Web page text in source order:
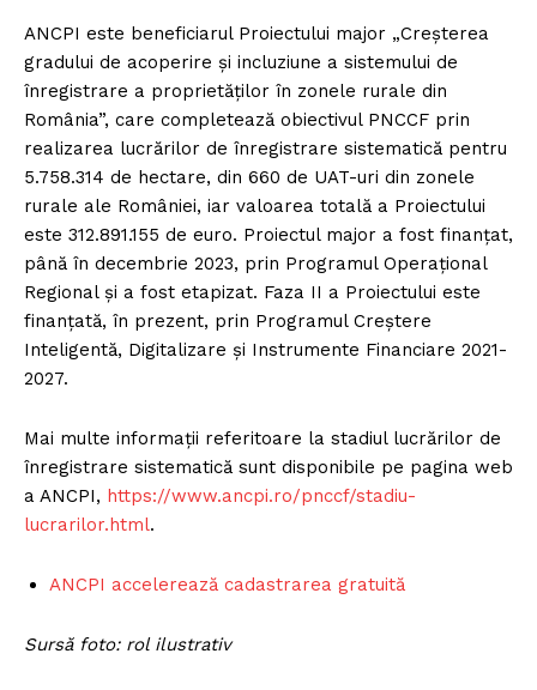
ANCPI este beneficiarul Proiectului major „Creșterea
gradului de acoperire și incluziune a sistemului de
înregistrare a proprietăților în zonele rurale din
România”, care completează obiectivul PNCCF prin
realizarea lucrărilor de înregistrare sistematică pentru
5.758.314 de hectare, din 660 de UAT-uri din zonele
rurale ale României, iar valoarea totală a Proiectului
este 312.891.155 de euro. Proiectul major a fost finanțat,
până în decembrie 2023, prin Programul Operațional
Regional și a fost etapizat. Faza II a Proiectului este
finanțată, în prezent, prin Programul Creștere
Inteligentă, Digitalizare și Instrumente Financiare 2021-
2027.
Mai multe informații referitoare la stadiul lucrărilor de
înregistrare sistematică sunt disponibile pe pagina web
a ANCPI, https://www.ancpi.ro/pnccf/stadiu-
lucrarilor.html.
ANCPI accelerează cadastrarea gratuită
Sursă foto: rol ilustrativ